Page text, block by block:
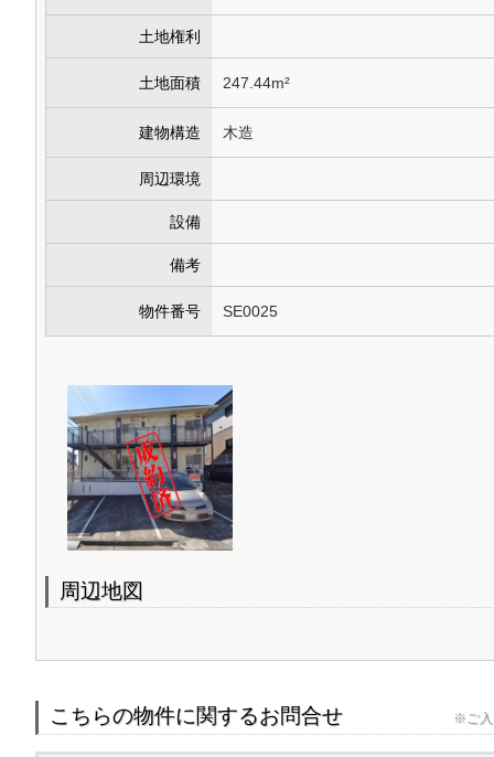
土地権利
土地面積 247.44m²
建物構造 木造
周辺環境
設備
備考
物件番号 SE0025
周辺地図
こちらの物件に関するお問合せ ※ご入